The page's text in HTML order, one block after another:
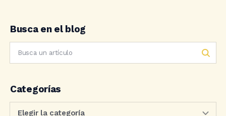
Busca en el blog
Categorías